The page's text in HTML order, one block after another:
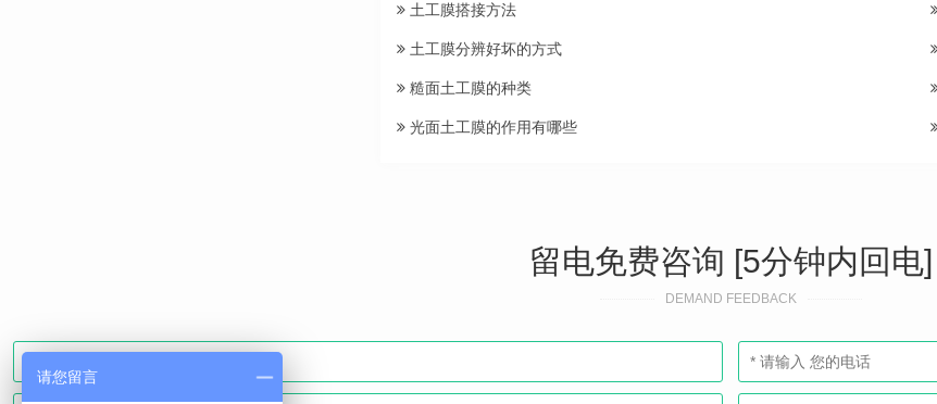
土工膜搭接方法
土工膜分辨好坏的方式
糙面土工膜的种类
光面土工膜的作用有哪些
留电免费咨询 [5分钟内回电]
DEMAND FEEDBACK
请您留言